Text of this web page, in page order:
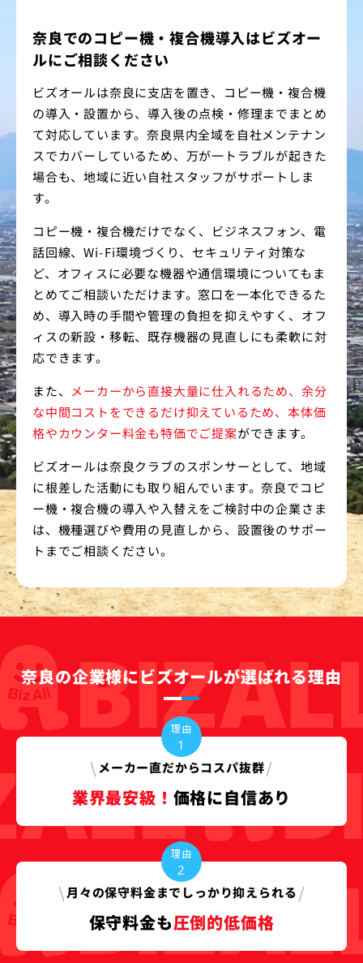
奈良でのコピー機・複合機導入はビズオー
ルにご相談ください
ビズオールは奈良に支店を置き、コピー機・複合機
の導入・設置から、導入後の点検・修理までまとめ
て対応しています。奈良県内全域を自社メンテナン
スでカバーしているため、万が一トラブルが起きた
場合も、地域に近い自社スタッフがサポートしま
す。
コピー機・複合機だけでなく、ビジネスフォン、電
話回線、Wi-Fi環境づくり、セキュリティ対策な
ど、オフィスに必要な機器や通信環境についてもま
とめてご相談いただけます。窓口を一本化できるた
め、導入時の手間や管理の負担を抑えやすく、オフ
ィスの新設・移転、既存機器の見直しにも柔軟に対
応できます。
また、 メーカーから直接大量に仕入れるため、余分
な中間コストをできるだけ抑えているため、本体価
格やカウンター料金も特価でご提案ができます。
ビズオールは奈良クラブのスポンサーとして、地域
に根差した活動にも取り組んでいます。奈良でコピ
ー機・複合機の導入や入替えをご検討中の企業さま
は、機種選びや費用の見直しから、設置後のサポー
トまでご相談ください。
奈良の企業様にビズオールが選ばれる理由
理由
1
メーカー直だからコスパ抜群
業界最安級！ 価格に自信あり
理由
2
月々の保守料金まで しっかり抑えられる
保守料金も圧倒的低価格